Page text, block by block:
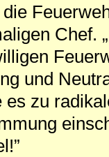
Chef.
und
es zu